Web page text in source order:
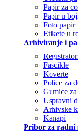
Papir za
Papir u boji
Foto papir
Etikete u
Arhiviranje i
Registratori
Fascikle
Koverte
Police za
Gumice
Uspravni
Arhivske
Kanapi
Pribor za radni